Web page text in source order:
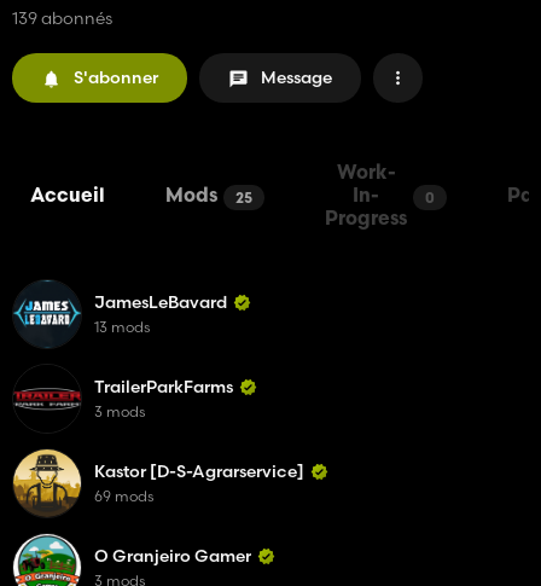
139 abonnés
S'abonner Message
Accueil Mods 25
Work-
In-
Progress
0
JamesLeBavard
13 mods
TrailerParkFarms
3 mods
Kastor [D-S-Agrarservice]
69 mods
O Granjeiro Gamer
3 mods